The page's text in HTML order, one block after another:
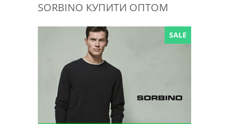
SORBINO КУПИТИ ОПТОМ
SALE